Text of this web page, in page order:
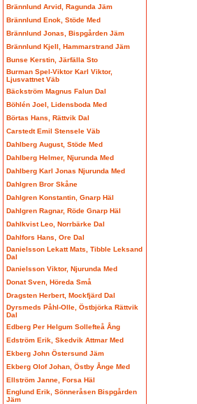
Brännlund Arvid, Ragunda Jäm
Brännlund Enok, Stöde Med
Brännlund Jonas, Bispgården Jäm
Brännlund Kjell, Hammarstrand Jäm
Bunse Kerstin, Järfälla Sto
Burman Spel-Viktor Karl Viktor,
Ljusvattnet Väb
Bäckström Magnus Falun Dal
Böhlén Joel, Lidensboda Med
Börtas Hans, Rättvik Dal
Carstedt Emil Stensele Väb
Dahlberg August, Stöde Med
Dahlberg Helmer, Njurunda Med
Dahlberg Karl Jonas Njurunda Med
Dahlgren Bror Skåne
Dahlgren Konstantin, Gnarp Häl
Dahlgren Ragnar, Röde Gnarp Häl
Dahlkvist Leo, Norrbärke Dal
Dahlfors Hans, Ore Dal
Danielsson Lekatt Mats, Tibble Leksand
Dal
Danielsson Viktor, Njurunda Med
Donat Sven, Höreda Små
Dragsten Herbert, Mockfjärd Dal
Dyrsmeds Påhl-Olle, Östbjörka Rättvik
Dal
Edberg Per Helgum Sollefteå Ång
Edström Erik, Skedvik Attmar Med
Ekberg John Östersund Jäm
Ekberg Olof Johan, Östby Ånge Med
Ellström Janne, Forsa Häl
Englund Erik, Sönneråsen Bispgården
Jäm